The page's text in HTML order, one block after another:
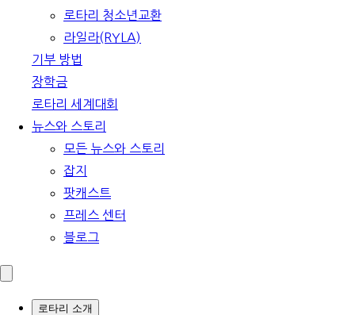
로타리 청소년교환
라일라(RYLA)
기부 방법
장학금
로타리 세계대회
뉴스와 스토리
모든 뉴스와 스토리
잡지
팟캐스트
프레스 센터
블로그
로타리 소개